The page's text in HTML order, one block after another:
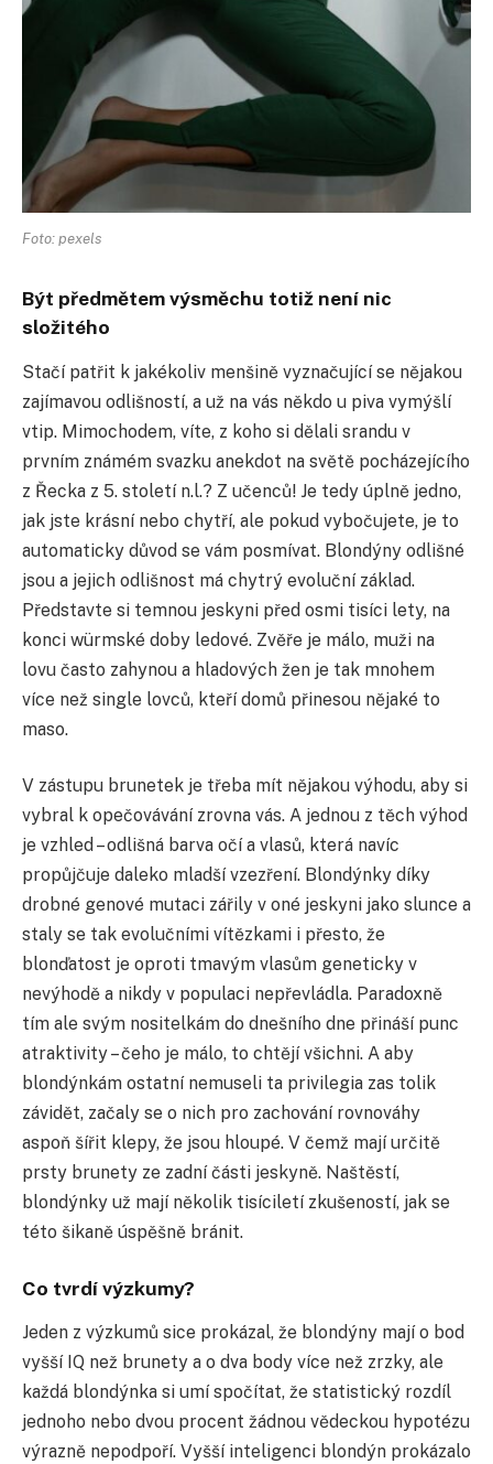
Foto: pexels
Být předmětem výsměchu totiž není nic
složitého
Stačí patřit k jakékoliv menšině vyznačující se nějakou
zajímavou odlišností, a už na vás někdo u piva vymýšlí
vtip. Mimochodem, víte, z koho si dělali srandu v
prvním známém svazku anekdot na světě pocházejícího
z Řecka z 5. století n.l.? Z učenců! Je tedy úplně jedno,
jak jste krásní nebo chytří, ale pokud vybočujete, je to
automaticky důvod se vám posmívat. Blondýny odlišné
jsou a jejich odlišnost má chytrý evoluční základ.
Představte si temnou jeskyni před osmi tisíci lety, na
konci würmské doby ledové. Zvěře je málo, muži na
lovu často zahynou a hladových žen je tak mnohem
více než single lovců, kteří domů přinesou nějaké to
maso.
V zástupu brunetek je třeba mít nějakou výhodu, aby si
vybral k opečovávání zrovna vás. A jednou z těch výhod
je vzhled – odlišná barva očí a vlasů, která navíc
propůjčuje daleko mladší vzezření. Blondýnky díky
drobné genové mutaci zářily v oné jeskyni jako slunce a
staly se tak evolučními vítězkami i přesto, že
blonďatost je oproti tmavým vlasům geneticky v
nevýhodě a nikdy v populaci nepřevládla. Paradoxně
tím ale svým nositelkám do dnešního dne přináší punc
atraktivity – čeho je málo, to chtějí všichni. A aby
blondýnkám ostatní nemuseli ta privilegia zas tolik
závidět, začaly se o nich pro zachování rovnováhy
aspoň šířit klepy, že jsou hloupé. V čemž mají určitě
prsty brunety ze zadní části jeskyně. Naštěstí,
blondýnky už mají několik tisíciletí zkušeností, jak se
této šikaně úspěšně bránit.
Co tvrdí výzkumy?
Jeden z výzkumů sice prokázal, že blondýny mají o bod
vyšší IQ než brunety a o dva body více než zrzky, ale
každá blondýnka si umí spočítat, že statistický rozdíl
jednoho nebo dvou procent žádnou vědeckou hypotézu
výrazně nepodpoří. Vyšší inteligenci blondýn prokázalo